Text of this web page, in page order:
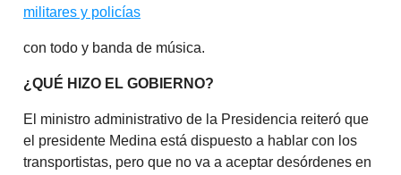
militares y policías
con todo y banda de música.
¿QUÉ HIZO EL GOBIERNO?
El ministro administrativo de la Presidencia reiteró que
el presidente Medina está dispuesto a hablar con los
transportistas, pero que no va a aceptar desórdenes en